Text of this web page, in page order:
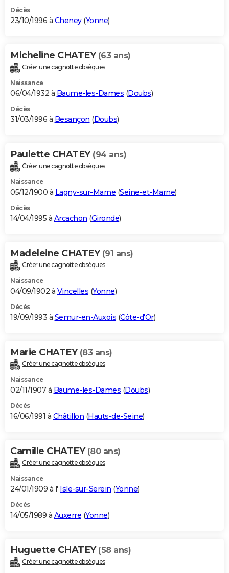
Décès
23/10/1996 à Cheney(Yonne)
Micheline CHATEY (63 ans)
Créer une cagnotte obsèques
Naissance
06/04/1932 à Baume-les-Dames (Doubs)
Décès
31/03/1996 à Besançon (Doubs)
Paulette CHATEY (94 ans)
Créer une cagnotte obsèques
Naissance
05/12/1900 à Lagny-sur-Marne (Seine-et-Marne)
Décès
14/04/1995 à Arcachon (Gironde)
Madeleine CHATEY (91 ans)
Créer une cagnotte obsèques
Naissance
04/09/1902 à Vincelles (Yonne)
Décès
19/09/1993 à Semur-en-Auxois (Côte-d'Or)
Marie CHATEY (83 ans)
Créer une cagnotte obsèques
Naissance
02/11/1907 à Baume-les-Dames (Doubs)
Décès
16/06/1991 à Châtillon (Hauts-de-Seine)
Camille CHATEY (80 ans)
Créer une cagnotte obsèques
Naissance
24/01/1909 à l' Isle-sur-Serein (Yonne)
Décès
14/05/1989 à Auxerre (Yonne)
Huguette CHATEY (58 ans)
Créer une cagnotte obsèques